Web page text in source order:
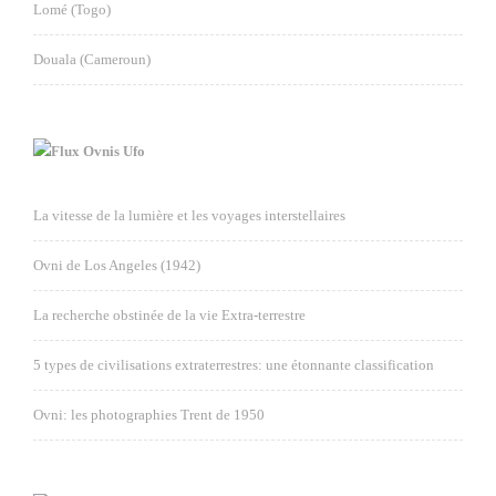
Lomé (Togo)
Douala (Cameroun)
Ovnis Ufo
La vitesse de la lumière et les voyages interstellaires
Ovni de Los Angeles (1942)
La recherche obstinée de la vie Extra-terrestre
5 types de civilisations extraterrestres: une étonnante classification
Ovni: les photographies Trent de 1950